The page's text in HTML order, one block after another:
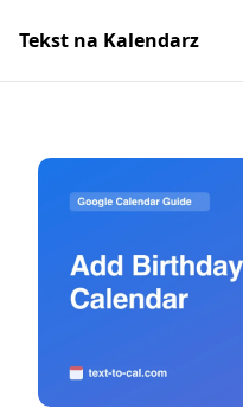
Tekst na Kalendarz